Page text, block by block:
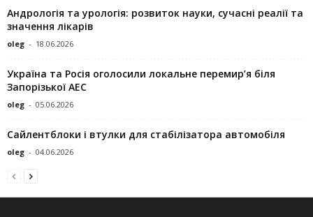
Андрологія та урологія: розвиток науки, сучасні реалії та
значення лікарів
oleg - 18.06.2026
Україна та Росія оголосили локальне перемир’я біля
Запорізької АЕС
oleg - 05.06.2026
Сайлентблоки і втулки для стабілізатора автомобіля
oleg - 04.06.2026